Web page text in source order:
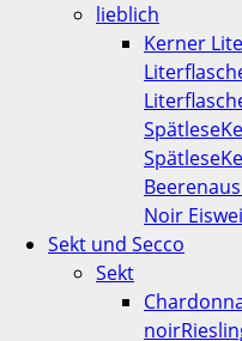
lieblich
Kerner
Spätlese
Spätlese
Noir
Sekt und Secco
Sekt
noir